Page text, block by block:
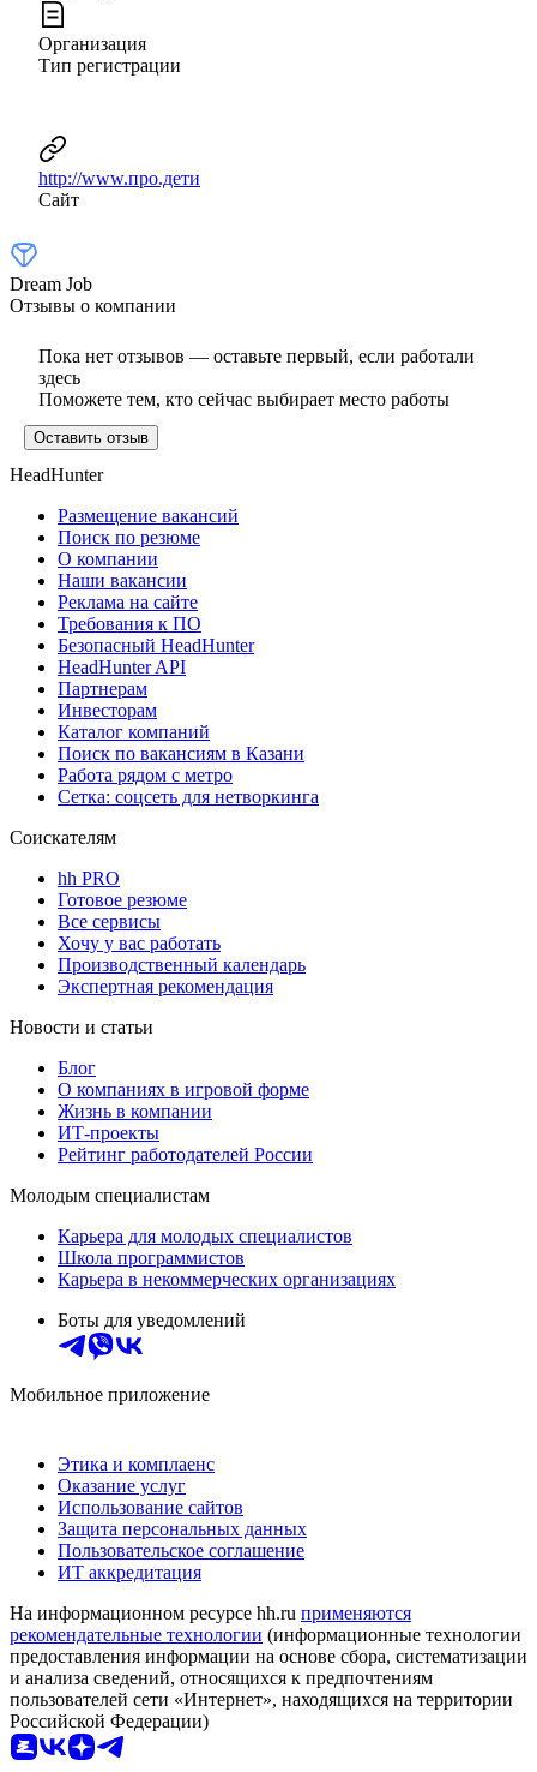
Организация
Тип регистрации
http://www.про.дети
Сайт
Dream Job
Отзывы о компании
Пока нет отзывов — оставьте первый, если работали
здесь
Поможете тем, кто сейчас выбирает место работы
Оставить отзыв
HeadHunter
Размещение вакансий
Поиск по резюме
О компании
Наши вакансии
Реклама на сайте
Требования к ПО
Безопасный HeadHunter
HeadHunter API
Партнерам
Инвесторам
Каталог компаний
Поиск по вакансиям в Казани
Работа рядом с метро
Сетка: соцсеть для нетворкинга
Соискателям
hh PRO
Готовое резюме
Все сервисы
Хочу у вас работать
Производственный календарь
Экспертная рекомендация
Новости и статьи
Блог
О компаниях в игровой форме
Жизнь в компании
ИТ-проекты
Рейтинг работодателей России
Молодым специалистам
Карьера для молодых специалистов
Школа программистов
Карьера в некоммерческих организациях
Боты для уведомлений
Мобильное приложение
Этика и комплаенс
Оказание услуг
Использование сайтов
Защита персональных данных
Пользовательское соглашение
ИТ аккредитация
На информационном ресурсе hh.ru применяются
рекомендательные технологии (информационные технологии
предоставления информации на основе сбора, систематизации
и анализа сведений, относящихся к предпочтениям
пользователей сети «Интернет», находящихся на территории
Российской Федерации)